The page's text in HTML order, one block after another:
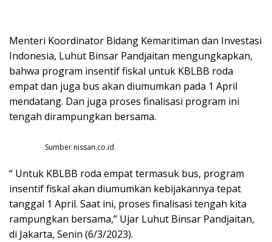
Menteri Koordinator Bidang Kemaritiman dan Investasi
Indonesia, Luhut Binsar Pandjaitan mengungkapkan,
bahwa program insentif fiskal untuk KBLBB roda
empat dan juga bus akan diumumkan pada 1 April
mendatang. Dan juga proses finalisasi program ini
tengah dirampungkan bersama.
Sumber nissan.co.id
“ Untuk KBLBB roda empat termasuk bus, program
insentif fiskal akan diumumkan kebijakannya tepat
tanggal 1 April. Saat ini, proses finalisasi tengah kita
rampungkan bersama,” Ujar Luhut Binsar Pandjaitan,
di Jakarta, Senin (6/3/2023).